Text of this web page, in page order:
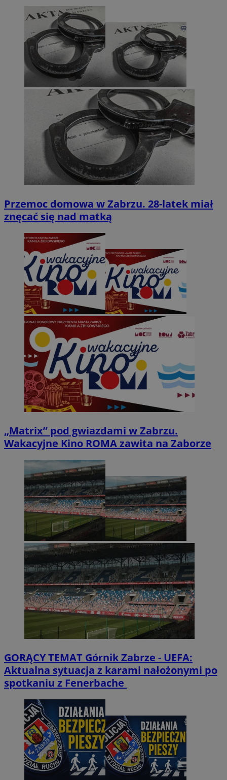
Przemoc domowa w Zabrzu. 28-latek miał
znęcać się nad matką
„Matrix” pod gwiazdami w Zabrzu.
Wakacyjne Kino ROMA zawita na Zaborze
GORĄCY TEMAT Górnik Zabrze - UEFA:
Aktualna sytuacja z karami nałożonymi po
spotkaniu z Fenerbache